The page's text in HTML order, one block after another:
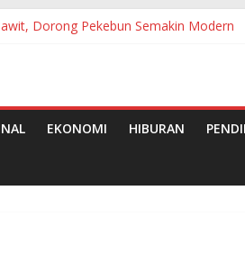
Dorong Pekebun Semakin Modern
2026 di Medan
EKONOMI HIBURAN